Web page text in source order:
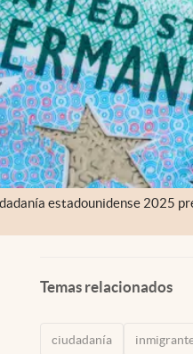
estadounidense 2025
Temas relacionados
ciudadanía